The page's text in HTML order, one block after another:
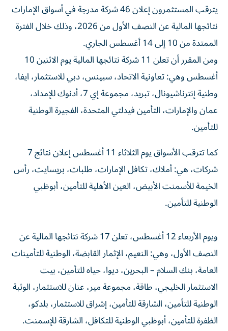
يترقب المستثمرون إعلان 46 شركة مدرجة في أسواق الإمارات
نتائجها المالية عن النصف الأول من 2026، وذلك خلال الفترة
الممتدة من 10 إلى 14 أغسطس الجاري.
ومن المقرر أن تعلن 11 شركة نتائجها المالية يوم الاثنين 10
أغسطس وهي: تعاونية الاتحاد، سبينس، دبي للاستثمار، ايفا،
وطنية إنترناشيونال، تبريد، مجموعة إي 7، أدنوك للإمداد،
عمان والإمارات، التأمين فيدلتي المتحدة، الفجيرة الوطنية
للتأمين.
كما تترقب الأسواق يوم الثلاثاء 11 أغسطس إعلان نتائج 7
شركات، هي: أملاك، تكافل الإمارات، طلبات، بريسايت، رأس
الخيمة للأسمنت الأبيض، العين الأهلية للتأمين، أبوظبي
الوطنية للتأمين.
ويوم الأربعاء 12 أغسطس، تعلن 17 شركة نتائجها المالية عن
النصف الأول، وهي: النعيم، الإثمار القابضة، الوطنية للتأمينات
العامة، بنك السلام – البحرين، ديوا، حياه للتأمين، بيت
الاستثمار الخليجي، طاقة، مجموعة مير، عنان للاستثمار، الوثبة
الوطنية للتأمين، الشارقة للتأمين، إشراق للاستثمار، بلدكو،
الظفرة للتأمين، أبوظبي الوطنية للتكافل، الشارقة للإسمنت.